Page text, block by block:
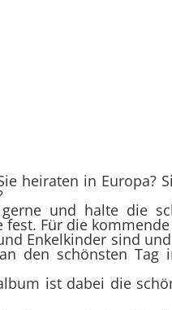
heiraten in Europa?
und halte die
Für die
Enkelkinder sind
den schönsten Tag
ist dabei die